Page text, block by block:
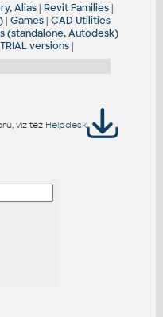
Alias| Revit Families|
| Games| CAD Utilities
(standalone, Autodesk)
TRIAL versions|
viz též Helpdesk